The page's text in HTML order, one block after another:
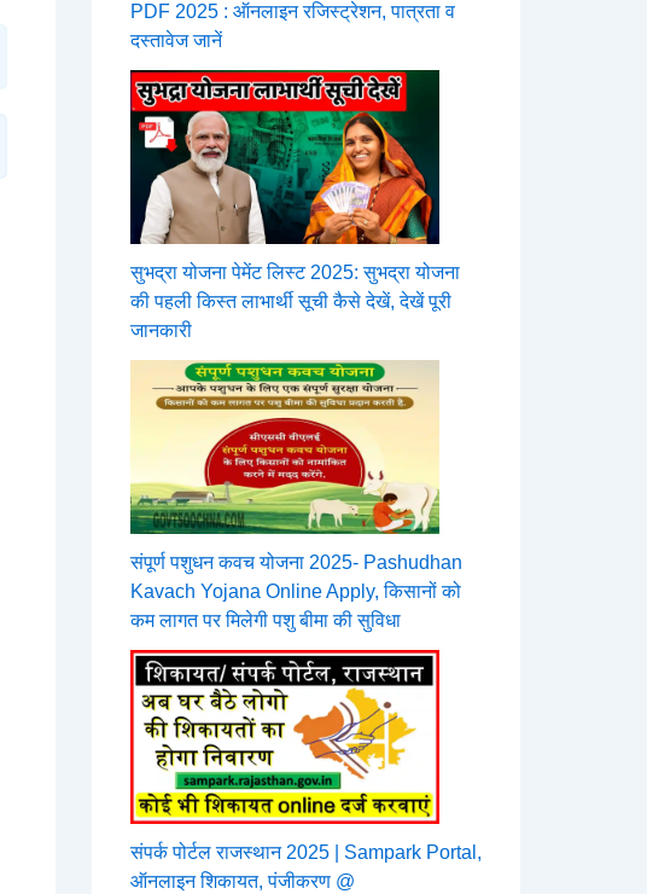
PDF 2025 : ऑनलाइन रजिस्ट्रेशन, पात्रता व
दस्तावेज जानें
सुभद्रा योजना पेमेंट लिस्ट 2025: सुभद्रा योजना
की पहली किस्त लाभार्थी सूची कैसे देखें, देखें पूरी
जानकारी
संपूर्ण पशुधन कवच योजना 2025- Pashudhan
Kavach Yojana Online Apply, किसानों को
कम लागत पर मिलेगी पशु बीमा की सुविधा
संपर्क पोर्टल राजस्थान 2025 | Sampark Portal,
ऑनलाइन शिकायत, पंजीकरण @